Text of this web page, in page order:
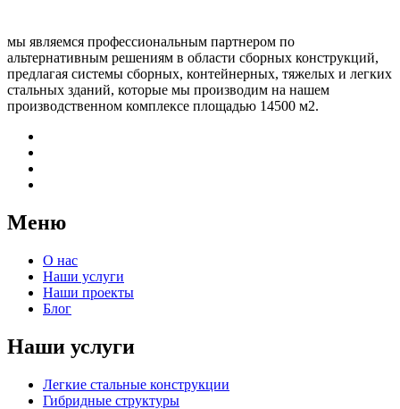
мы являемся профессиональным партнером по
альтернативным решениям в области сборных конструкций,
предлагая системы сборных, контейнерных, тяжелых и легких
стальных зданий, которые мы производим на нашем
производственном комплексе площадью 14500 м2.
Меню
О нас
Наши услуги
Наши проекты
Блог
Наши услуги
Легкие стальные конструкции
Гибридные структуры